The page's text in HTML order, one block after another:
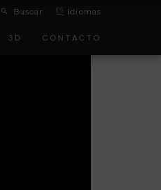
Buscar ES Idiomas
3D CONTACTO